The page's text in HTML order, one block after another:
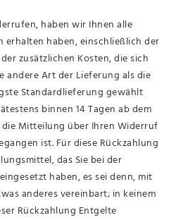
haben wir Ihnen alle
erhalten haben, einschließlich der
zusätzlichen Kosten, die sich
andere Art der Lieferung als die
Standardlieferung gewählt
binnen 14 Tagen ab dem
Mitteilung über Ihren Widerruf
ist. Für diese Rückzahlung
das Sie bei der
haben, es sei denn, mit
anderes vereinbart; in keinem
Rückzahlung Entgelte